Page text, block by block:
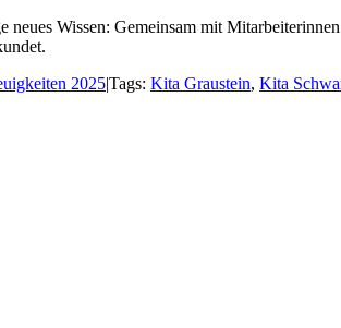
Wissen: Gemeinsam mit
2025|Tags: Kita Graustein, Kita